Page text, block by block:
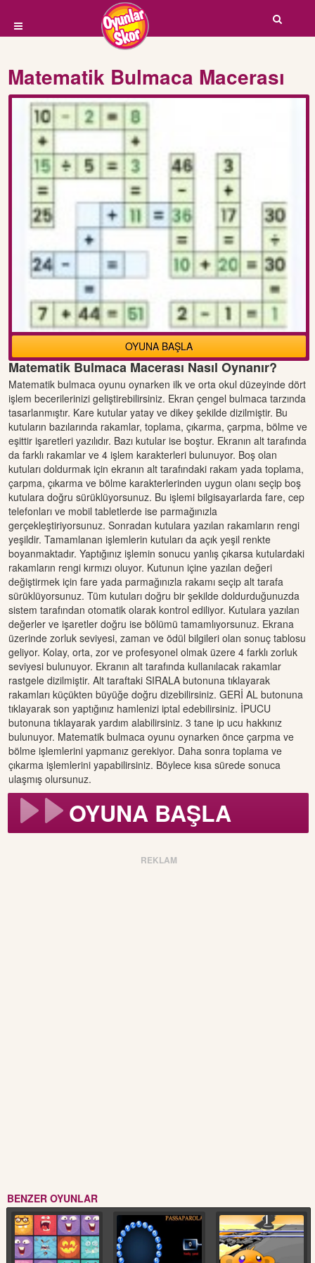
Matematik Bulmaca Macerası
OYUNA BAŞLA
Matematik Bulmaca Macerası Nasıl Oynanır?
Matematik bulmaca oyunu oynarken ilk ve orta okul düzeyinde dört
işlem becerilerinizi geliştirebilirsiniz. Ekran çengel bulmaca tarzında
tasarlanmıştır. Kare kutular yatay ve dikey şekilde dizilmiştir. Bu
kutuların bazılarında rakamlar, toplama, çıkarma, çarpma, bölme ve
eşittir işaretleri yazılıdır. Bazı kutular ise boştur. Ekranın alt tarafında
da farklı rakamlar ve 4 işlem karakterleri bulunuyor. Boş olan
kutuları doldurmak için ekranın alt tarafındaki rakam yada toplama,
çarpma, çıkarma ve bölme karakterlerinden uygun olanı seçip boş
kutulara doğru sürüklüyorsunuz. Bu işlemi bilgisayarlarda fare, cep
telefonları ve mobil tabletlerde ise parmağınızla
gerçekleştiriyorsunuz. Sonradan kutulara yazılan rakamların rengi
yeşildir. Tamamlanan işlemlerin kutuları da açık yeşil renkte
boyanmaktadır. Yaptığınız işlemin sonucu yanlış çıkarsa kutulardaki
rakamların rengi kırmızı oluyor. Kutunun içine yazılan değeri
değiştirmek için fare yada parmağınızla rakamı seçip alt tarafa
sürüklüyorsunuz. Tüm kutuları doğru bir şekilde doldurduğunuzda
sistem tarafından otomatik olarak kontrol ediliyor. Kutulara yazılan
değerler ve işaretler doğru ise bölümü tamamlıyorsunuz. Ekrana
üzerinde zorluk seviyesi, zaman ve ödül bilgileri olan sonuç tablosu
geliyor. Kolay, orta, zor ve profesyonel olmak üzere 4 farklı zorluk
seviyesi bulunuyor. Ekranın alt tarafında kullanılacak rakamlar
rastgele dizilmiştir. Alt taraftaki SIRALA butonuna tıklayarak
rakamları küçükten büyüğe doğru dizebilirsiniz. GERİ AL butonuna
tıklayarak son yaptığınız hamlenizi iptal edebilirsiniz. İPUCU
butonuna tıklayarak yardım alabilirsiniz. 3 tane ip ucu hakkınız
bulunuyor. Matematik bulmaca oyunu oynarken önce çarpma ve
bölme işlemlerini yapmanız gerekiyor. Daha sonra toplama ve
çıkarma işlemlerini yapabilirsiniz. Böylece kısa sürede sonuca
ulaşmış olursunuz.
OYUNA BAŞLA
REKLAM
BENZER OYUNLAR